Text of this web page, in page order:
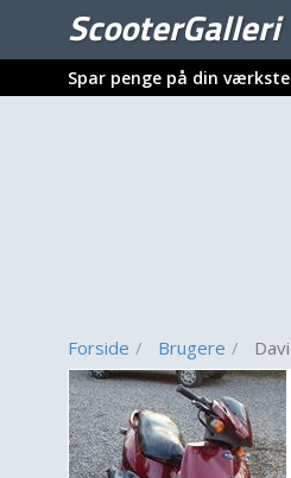
ScooterGalleri
Spar penge på din
Forside Brugere